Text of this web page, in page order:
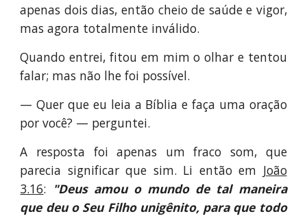
apenas dois dias, então cheio de saúde e vigor,
mas agora totalmente inválido.
Quando entrei, fitou em mim o olhar e tentou
falar; mas não lhe foi possível.
— Quer que eu leia a Bíblia e faça uma oração
por você? — perguntei.
A resposta foi apenas um fraco som, que
parecia significar que sim. Li então em João
3.16: "Deus amou o mundo de tal maneira
que deu o Seu Filho unigênito, para que todo